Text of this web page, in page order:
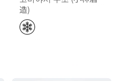
造)